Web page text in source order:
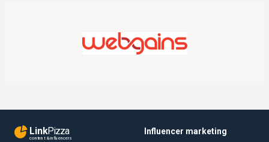
LinkPizza
content & influencers
Influencer marketing